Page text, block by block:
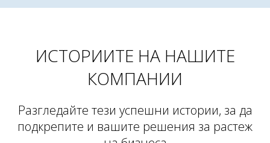
ИСТОРИИТЕ НА НАШИТЕ
КОМПАНИИ
Разгледайте тези успешни истории, за да
подкрепите и вашите решения за растеж